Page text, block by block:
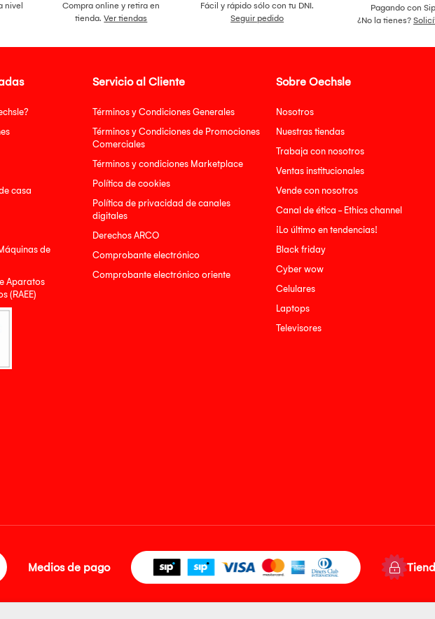
nivel
Compra online y retira en
tienda.Ver tiendas
Fácil y rápido sólo con tu DNI.
Seguir pedido
Pagando con Sip
¿No la tienes?
casa
de
Aparatos
(RAEE)
Servicio al Cliente
Términos y Condiciones Generales
Términos y Condiciones de Promociones
Comerciales
Términos y condiciones Marketplace
Política de cookies
Política de privacidad de canales
digitales
Derechos ARCO
Comprobante electrónico
Comprobante electrónico oriente
Sobre Oechsle
Nosotros
Nuestras tiendas
Trabaja con nosotros
Ventas institucionales
Vende con nosotros
Canal de ética - Ethics channel
¡Lo último en tendencias!
Black friday
Cyber wow
Celulares
Laptops
Televisores
Medios de pago